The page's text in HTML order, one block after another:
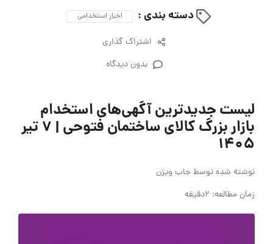
دسته بندی : اخبار استخدامی
اشتراک گذاری
بدون دیدگاه
لیست جدیدترین آگهی‌های استخدام
بازار بزرگ کالای ساختمان فتوحی | ۷ تیر
۱۴۰۵
نوشته شده توسطجاب ویژن
زمان مطالعه: 2دقیقه